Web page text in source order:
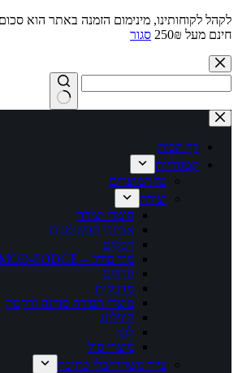
חינם מעל 250₪
סגור
Skip
to
content
No
results
דף הבית
קטגוריות
כל המוצרים
יצירה
חומרי יצירה
אביזרי תכשיטנות
דבקים
מוד פודג' – MOD-PODGE
חרוזים
מדבקות
מוצרי תפירה סריגה ורקמה
קווילינג
לבד
מוצרי סול
ציוד משרדי/כלי כתיבה